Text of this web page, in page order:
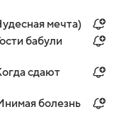
мечта)
бабули
сдают
болезнь